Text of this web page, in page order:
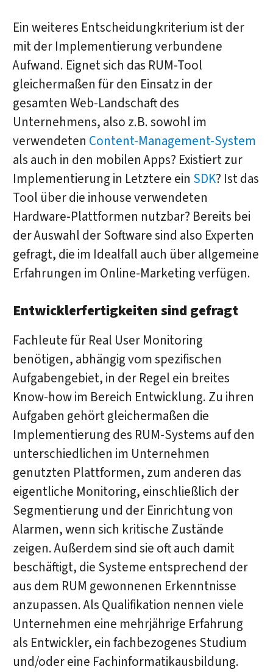
Ein weiteres Entscheidungkriterium ist der
mit der Implementierung verbundene
Aufwand. Eignet sich das RUM-Tool
gleichermaßen für den Einsatz in der
gesamten Web-Landschaft des
Unternehmens, also z.B. sowohl im
verwendeten Content-Management-System
als auch in den mobilen Apps? Existiert zur
Implementierung in Letztere ein SDK? Ist das
Tool über die inhouse verwendeten
Hardware-Plattformen nutzbar? Bereits bei
der Auswahl der Software sind also Experten
gefragt, die im Idealfall auch über allgemeine
Erfahrungen im Online-Marketing verfügen.
Entwicklerfertigkeiten sind gefragt
Fachleute für Real User Monitoring
benötigen, abhängig vom spezifischen
Aufgabengebiet, in der Regel ein breites
Know-how im Bereich Entwicklung. Zu ihren
Aufgaben gehört gleichermaßen die
Implementierung des RUM-Systems auf den
unterschiedlichen im Unternehmen
genutzten Plattformen, zum anderen das
eigentliche Monitoring, einschließlich der
Segmentierung und der Einrichtung von
Alarmen, wenn sich kritische Zustände
zeigen. Außerdem sind sie oft auch damit
beschäftigt, die Systeme entsprechend der
aus dem RUM gewonnenen Erkenntnisse
anzupassen. Als Qualifikation nennen viele
Unternehmen eine mehrjährige Erfahrung
als Entwickler, ein fachbezogenes Studium
und/oder eine Fachinformatikausbildung.